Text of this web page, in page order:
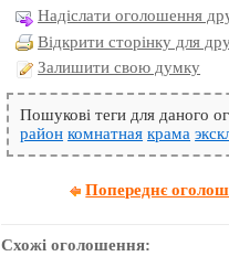
Надіслати оголошення
Відкрити сторінку для
Залишити свою думку
Пошукові теги для даного
район комнатная крама
Попереднє
Схожі оголошення: